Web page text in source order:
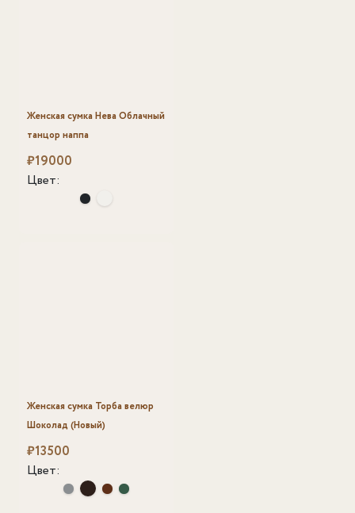
Женская сумка Нева Облачный
танцор наппа
₽19000
Цвет:
Женская сумка Торба велюр
Шоколад (Новый)
₽13500
Цвет: